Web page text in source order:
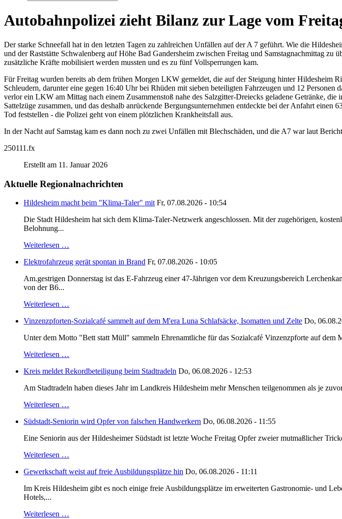
Autobahnpolizei zieht Bilanz zur Lage vom
Der starke Schneefall hat in den letzten Tagen zu zahlreichen Unfällen auf der A 7 geführt. Wie die
und der Raststätte Schwalenberg auf Höhe Bad Gandersheim zwischen Freitag und Samstagnachmittag zu
zusätzliche Kräfte mobilisiert werden mussten und es zu fünf Vollsperrungen kam.
Für Freitag wurden bereits ab dem frühen Morgen LKW gemeldet, die auf der Steigung hinter Hildesheim
Schleudern, darunter eine gegen 16:40 Uhr bei Rhüden mit sieben beteiligten Fahrzeugen und 12
verlor ein LKW am Mittag nach einem Zusammenstoß nahe des Salzgitter-Dreiecks geladene Getränke,
Sattelzüge zusammen, und das deshalb anrückende Bergungsunternehmen entdeckte bei der Anfahrt
Tod feststellen - die Polizei geht von einem plötzlichen Krankheitsfall aus.
In der Nacht auf Samstag kam es dann noch zu zwei Unfällen mit Blechschäden, und die A7 war laut
250111.fx
Erstellt am 11. Januar 2026
Aktuelle Regionalnachrichten
Hildesheim macht beim "Klima-Taler" mit Fr, 07.08.2026 - 10:54
Die Stadt Hildesheim hat sich dem Klima-Taler-Netzwerk angeschlossen. Mit der zugehörigen,
Belohnung...
Weiterlesen …
Elektrofahrzeug gerät spontan in Brand Fr, 07.08.2026 - 10:05
Am.gestrigen Donnerstag ist das E-Fahrzeug einer 47-Jährigen vor dem Kreuzungsbereich
von der B6...
Weiterlesen …
Vinzenzpforten-Sozialcafé sammelt auf dem M'era Luna Schlafsäcke, Isomatten und Zelte Do,
Unter dem Motto "Bett statt Müll" sammeln Ehrenamtliche für das Sozialcafé Vinzenzpforte auf dem
Weiterlesen …
Kreis meldet Rekordbeteiligung beim Stadtradeln Do, 06.08.2026 - 12:53
Am Stadtradeln haben dieses Jahr im Landkreis Hildesheim mehr Menschen teilgenommen als je
Weiterlesen …
Südstadt-Seniorin wird Opfer von falschen Handwerkern Do, 06.08.2026 - 11:55
Eine Seniorin aus der Hildesheimer Südstadt ist letzte Woche Freitag Opfer zweier mutmaßlicher
Weiterlesen …
Gewerkschaft weist auf freie Ausbildungsplätze hin Do, 06.08.2026 - 11:11
Im Kreis Hildesheim gibt es noch einige freie Ausbildungsplätze im erweiterten Gastronomie- und
Hotels,...
Weiterlesen …